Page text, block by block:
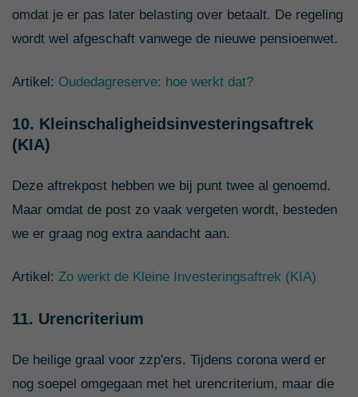
omdat je er pas later belasting over betaalt. De regeling
wordt wel afgeschaft vanwege de nieuwe pensioenwet.
Artikel: Oudedagreserve: hoe werkt dat?
10. Kleinschaligheidsinvesteringsaftrek
(KIA)
Deze aftrekpost hebben we bij punt twee al genoemd.
Maar omdat de post zo vaak vergeten wordt, besteden
we er graag nog extra aandacht aan.
Artikel: Zo werkt de Kleine Investeringsaftrek (KIA)
11. Urencriterium
De heilige graal voor zzp'ers. Tijdens corona werd er
nog soepel omgegaan met het urencriterium, maar die